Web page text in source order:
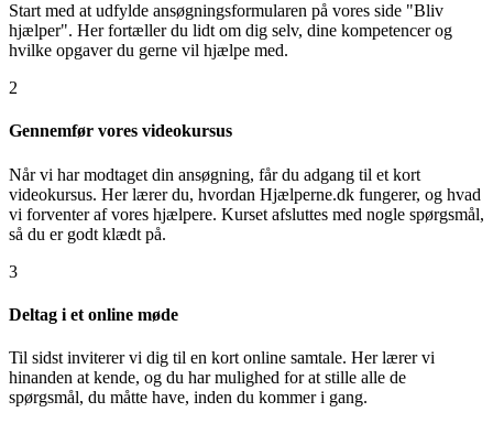
Start med at udfylde ansøgningsformularen på vores side "Bliv
hjælper". Her fortæller du lidt om dig selv, dine kompetencer og
hvilke opgaver du gerne vil hjælpe med.
2
Gennemfør vores videokursus
Når vi har modtaget din ansøgning, får du adgang til et kort
videokursus. Her lærer du, hvordan Hjælperne.dk fungerer, og hvad
vi forventer af vores hjælpere. Kurset afsluttes med nogle spørgsmål,
så du er godt klædt på.
3
Deltag i et online møde
Til sidst inviterer vi dig til en kort online samtale. Her lærer vi
hinanden at kende, og du har mulighed for at stille alle de
spørgsmål, du måtte have, inden du kommer i gang.